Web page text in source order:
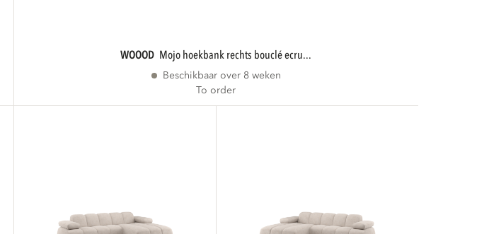
WOOOD mojo hoekbank rechts bouclé ecru...
Beschikbaar over 8 weken
To order